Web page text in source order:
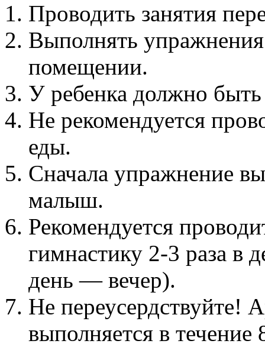
Проводить занятия
Выполнять
помещении.
У ребенка должно
Не рекомендуется
еды.
Сначала упражнение
малыш.
Рекомендуется
гимнастику 2-3 раза в
день — вечер).
Не переусердствуйте!
выполняется в